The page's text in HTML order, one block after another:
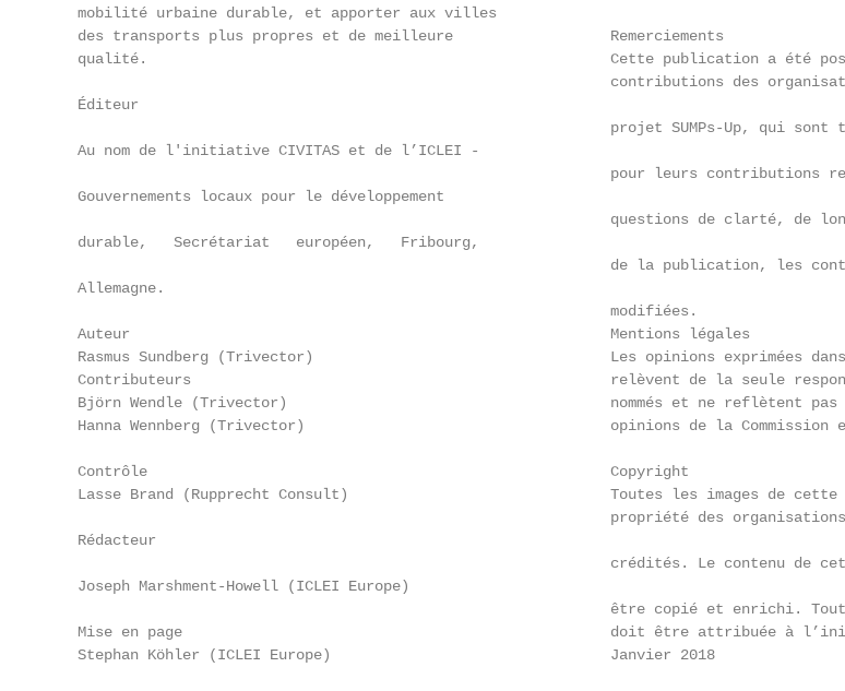
    mobilité urbaine durable, et apporter aux villes
    des transports plus propres et de meilleure                  Remerciements
qualité.                                                     Cette publication a été
contributions des
    Éditeur
projet SUMPs-Up, qui sont
    Au nom de l'initiative CIVITAS et de l’ICLEI -
pour leurs contributions
    Gouvernements locaux pour le développement
questions de clarté, de
    durable,   Secrétariat   européen,   Fribourg,
de la publication, les
    Allemagne.
                                                                 modifiées.
    Auteur                                                       Mentions légales
Rasmus Sundberg (Trivector)                                  Les opinions exprimées
Contributeurs                                                relèvent de la seule
Björn Wendle (Trivector)                                     nommés et ne reflètent pas
Hanna Wennberg (Trivector)                                   opinions de la Commission
    Contrôle                                                     Copyright
Lasse Brand (Rupprecht Consult)                              Toutes les images de cette
propriété des
    Rédacteur
crédités. Le contenu de
    Joseph Marshment-Howell (ICLEI Europe)
être copié et enrichi.
Mise en page                                                 doit être attribuée à
    Stephan Köhler (ICLEI Europe)                                Janvier 2018